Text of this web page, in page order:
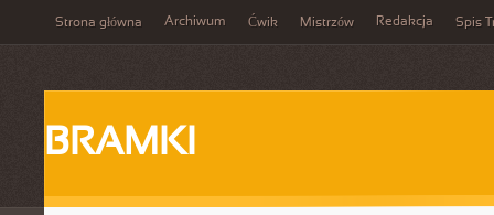
Strona główna Archiwum Ćwik Mistrzów Redakcja Spis
BRAMKI